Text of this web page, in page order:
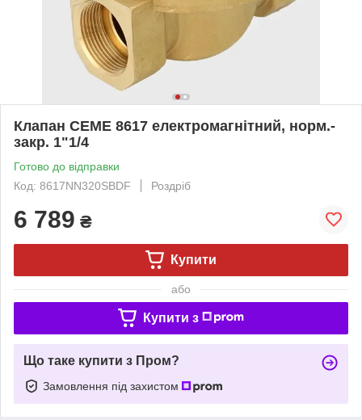
Клапан CEME 8617 електромагнітний, норм.-
закр. 1"1/4
Готово до відправки
Код: 8617NN320SBDF
Роздріб
6 789 ₴
Купити
або
Купити з
Що таке купити з Пром?
Замовлення під захистом